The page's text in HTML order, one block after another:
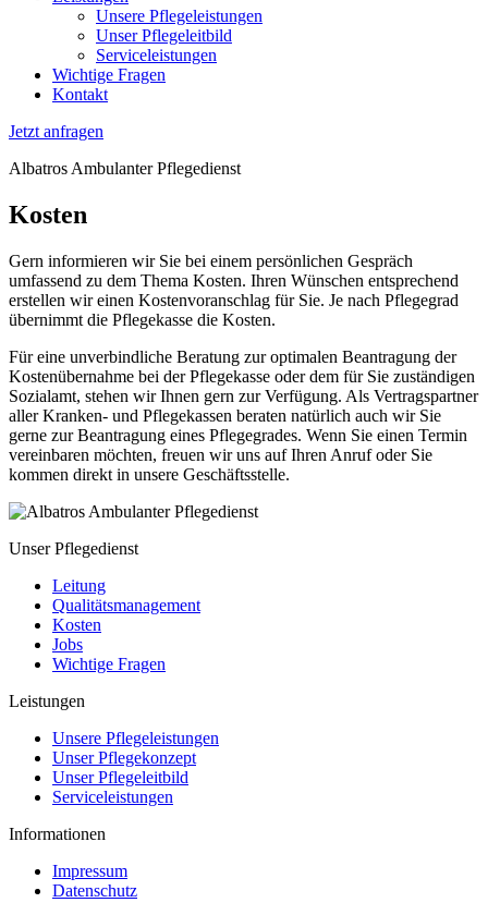
Unsere Pflegeleistungen
Unser Pflegeleitbild
Serviceleistungen
Wichtige Fragen
Kontakt
Jetzt anfragen
Albatros Ambulanter Pflegedienst
Kosten
Gern informieren wir Sie bei einem persönlichen Gespräch
umfassend zu dem Thema Kosten. Ihren Wünschen entsprechend
erstellen wir einen Kostenvoranschlag für Sie. Je nach Pflegegrad
übernimmt die Pflegekasse die Kosten.
Für eine unverbindliche Beratung zur optimalen Beantragung der
Kostenübernahme bei der Pflegekasse oder dem für Sie zuständigen
Sozialamt, stehen wir Ihnen gern zur Verfügung. Als Vertragspartner
aller Kranken- und Pflegekassen beraten natürlich auch wir Sie
gerne zur Beantragung eines Pflegegrades. Wenn Sie einen Termin
vereinbaren möchten, freuen wir uns auf Ihren Anruf oder Sie
kommen direkt in unsere Geschäftsstelle.
Unser Pflegedienst
Leitung
Qualitätsmanagement
Kosten
Jobs
Wichtige Fragen
Leistungen
Unsere Pflegeleistungen
Unser Pflegekonzept
Unser Pflegeleitbild
Serviceleistungen
Informationen
Impressum
Datenschutz